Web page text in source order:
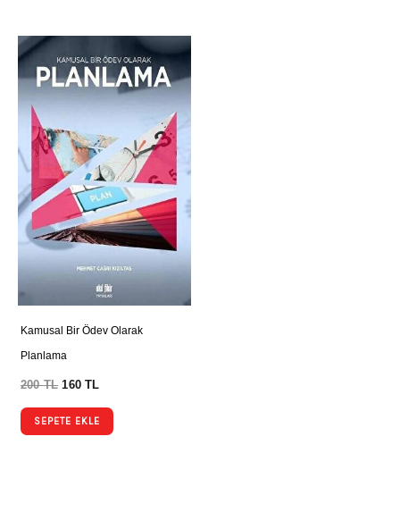
Kamusal Bir Ödev Olarak
Planlama
200TL 160TL
SEPETE EKLE